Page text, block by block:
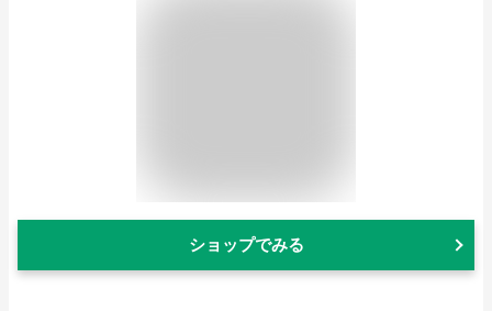
ショップでみる